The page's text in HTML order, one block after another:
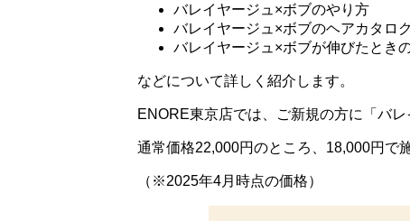
バレイヤージュ×ボブのやり方
バレイヤージュ×ボブのヘアカタロ
バレイヤージュ×ボブが伸びたとき
などについて詳しく紹介します。
ENORE東京店では、ご新規の方に「バ
通常価格22,000円のところ、18,000円で
（※2025年4月時点の価格）